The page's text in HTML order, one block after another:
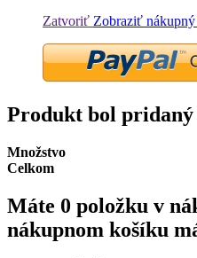
Zatvoriť Zobraziť
Produkt bol
Množstvo
Celkom
Máte 0 položku v
nákupnom košíku